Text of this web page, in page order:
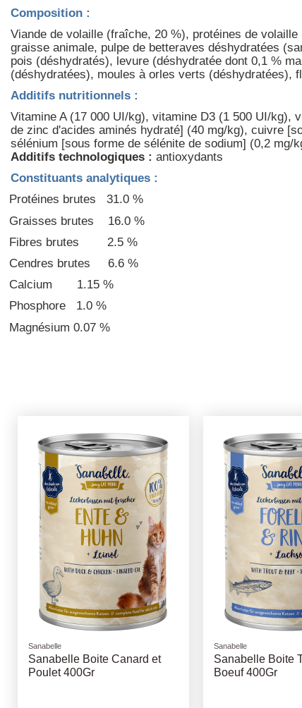
Composition :
Viande de volaille (fraîche, 20 %), protéines de
graisse animale, pulpe de betteraves déshydratées
pois (déshydratés), levure (déshydratée dont 0,1 %
(déshydratées), moules à orles verts (déshydratées),
Additifs nutritionnels :
Vitamine A (17 000 UI/kg), vitamine D3 (1 500 UI/
de zinc d'acides aminés hydraté] (40 mg/kg), cuivre
sélénium [sous forme de sélénite de sodium] (0,2 mg/
Additifs technologiques : antioxydants
Constituants analytiques :
Protéines brutes
31.0 %
Graisses brutes
16.0 %
Fibres brutes
2.5 %
Cendres brutes
6.6 %
Calcium
1.15 %
Phosphore
1.0 %
Magnésium 0.07 %
Sanabelle
Sanabelle Boite Canard et
Poulet 400Gr
Sanabelle
Sanabelle Boite
Boeuf 400Gr